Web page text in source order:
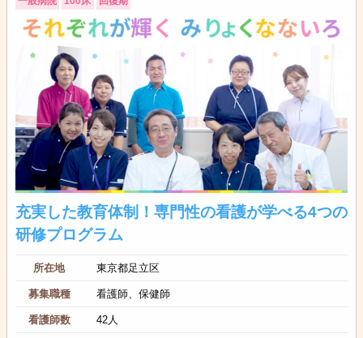
充実した教育体制！専門性の看護が学べる4つの
研修プログラム
所在地 東京都足立区
募集職種 看護師、保健師
看護師数 42人